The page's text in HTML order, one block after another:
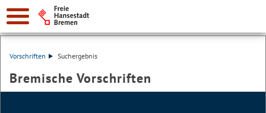
Vorschriften Suchergebnis
Bremische Vorschriften